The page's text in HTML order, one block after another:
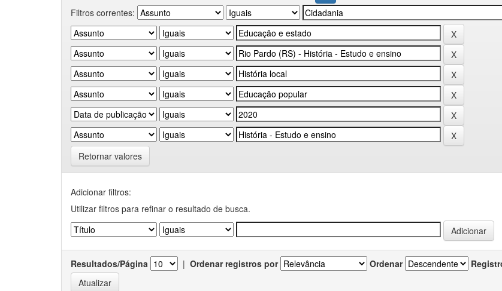
Filtros correntes:
Retornar valores
Adicionar filtros:
Utilizar filtros para refinar o resultado de busca.
Resultados/Página | Ordenar registros por Ordenar